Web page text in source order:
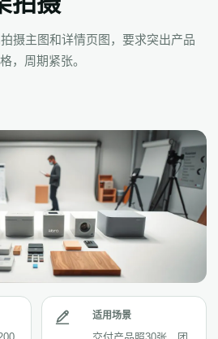
摄主图和详情页图，要求突出产品
，周期紧张。
适用场景